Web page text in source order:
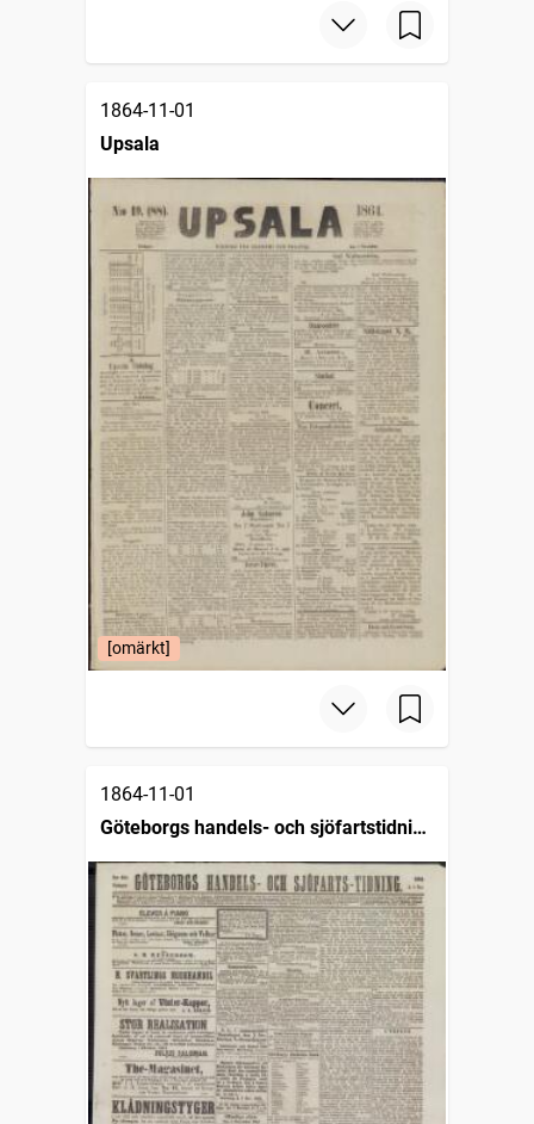
1864-11-01
Upsala
[omärkt]
1864-11-01
Göteborgs handels- och sjöfartstidning